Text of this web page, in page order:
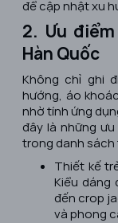
để cập nhật xu
2. Ưu
Hàn Quốc
Không chỉ ghi
hướng, áo
nhờ tính ứng
đây là những
trong danh sách
Thiết kế
Kiểu dáng
đến crop
và phong